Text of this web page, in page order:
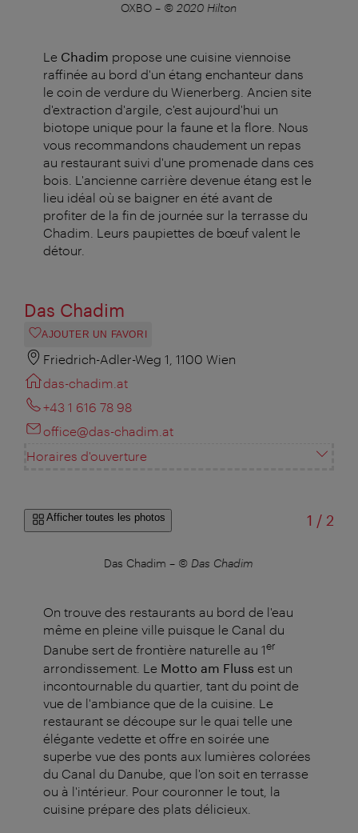
OXBO – © 2020 Hilton
Le Chadim propose une cuisine viennoise
raffinée au bord d'un étang enchanteur dans
le coin de verdure du Wienerberg. Ancien site
d'extraction d'argile, c'est aujourd'hui un
biotope unique pour la faune et la flore. Nous
vous recommandons chaudement un repas
au restaurant suivi d'une promenade dans ces
bois. L'ancienne carrière devenue étang est le
lieu idéal où se baigner en été avant de
profiter de la fin de journée sur la terrasse du
Chadim. Leurs paupiettes de bœuf valent le
détour.
Das Chadim
AJOUTER UN FAVORI
Friedrich-Adler-Weg 1, 1100 Wien
das-chadim.at
+43 1 616 78 98
office@das-chadim.at
Horaires d'ouverture
Afficher toutes les photos 1 /sur
2
Das Chadim – © Das Chadim
On trouve des restaurants au bord de l'eau
même en pleine ville puisque le Canal du
Danube sert de frontière naturelle au 1er
arrondissement. Le Motto am Fluss est un
incontournable du quartier, tant du point de
vue de l'ambiance que de la cuisine. Le
restaurant se découpe sur le quai telle une
élégante vedette et offre en soirée une
superbe vue des ponts aux lumières colorées
du Canal du Danube, que l'on soit en terrasse
ou à l'intérieur. Pour couronner le tout, la
cuisine prépare des plats délicieux.